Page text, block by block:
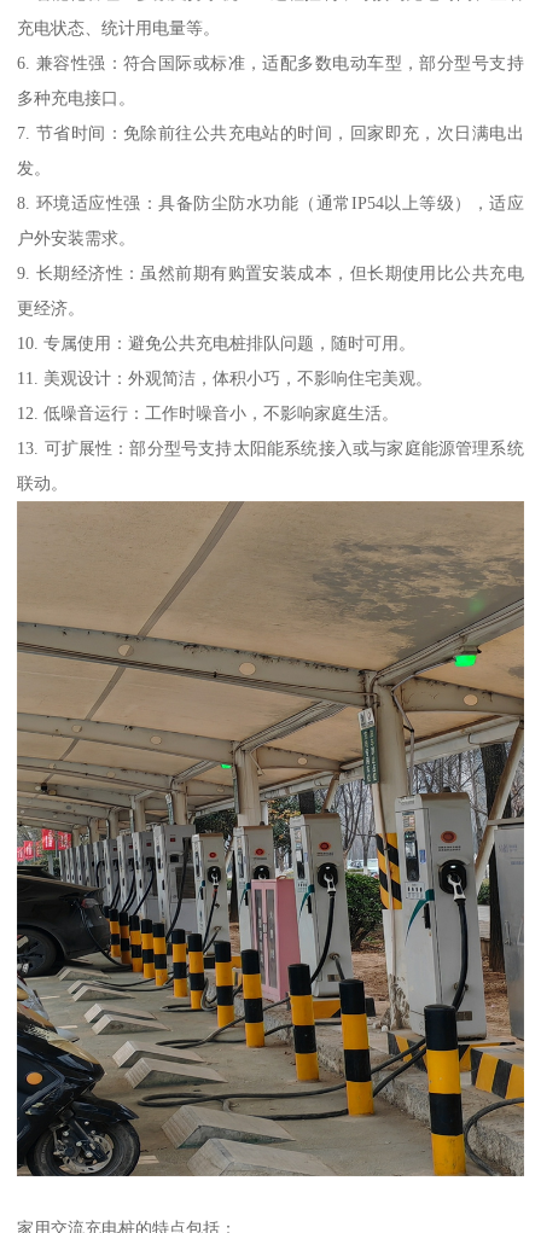
充电状态、统计用电量等。
6. 兼容性强：符合国际或标准，适配多数电动车型，部分型号支持
多种充电接口。
7. 节省时间：免除前往公共充电站的时间，回家即充，次日满电出
发。
8. 环境适应性强：具备防尘防水功能（通常IP54以上等级），适应
户外安装需求。
9. 长期经济性：虽然前期有购置安装成本，但长期使用比公共充电
更经济。
10. 专属使用：避免公共充电桩排队问题，随时可用。
11. 美观设计：外观简洁，体积小巧，不影响住宅美观。
12. 低噪音运行：工作时噪音小，不影响家庭生活。
13. 可扩展性：部分型号支持太阳能系统接入或与家庭能源管理系统
联动。
家用交流充电桩的特点包括：